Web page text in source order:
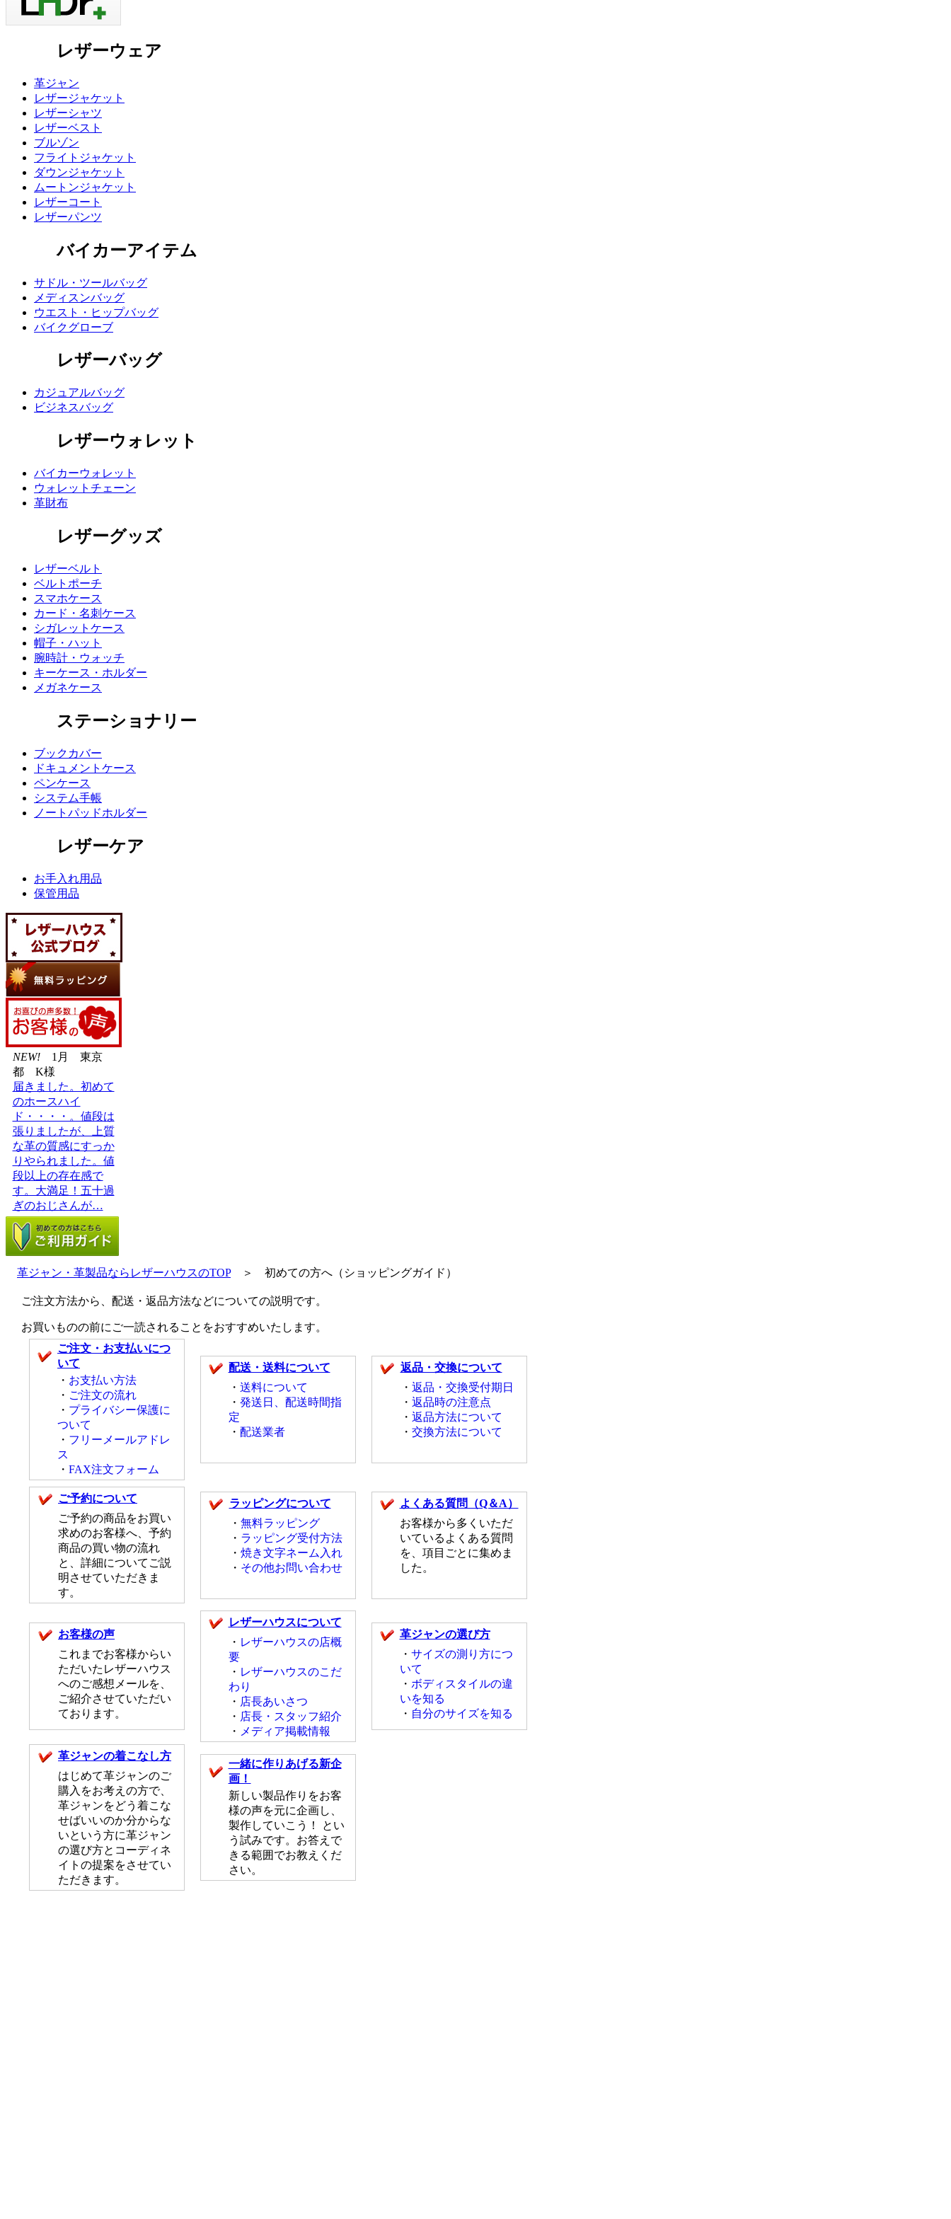
レザーウェア
革ジャン
レザージャケット
レザーシャツ
レザーベスト
ブルゾン
フライトジャケット
ダウンジャケット
ムートンジャケット
レザーコート
レザーパンツ
バイカーアイテム
サドル・ツールバッグ
メディスンバッグ
ウエスト・ヒップバッグ
バイクグローブ
レザーバッグ
カジュアルバッグ
ビジネスバッグ
レザーウォレット
バイカーウォレット
ウォレットチェーン
革財布
レザーグッズ
レザーベルト
ベルトポーチ
スマホケース
カード・名刺ケース
シガレットケース
帽子・ハット
腕時計・ウォッチ
キーケース・ホルダー
メガネケース
ステーショナリー
ブックカバー
ドキュメントケース
ペンケース
システム手帳
ノートパッドホルダー
レザーケア
お手入れ用品
保管用品
NEW!1月 東京
都 K様
届きました。初めて
のホースハイ
ド・・・・。値段は
張りましたが、上質
な革の質感にすっか
りやられました。値
段以上の存在感で
す。大満足！五十過
ぎのおじさんが…
革ジャン・革製品ならレザーハウスのTOP＞ 初めての方へ（ショッピングガイド）
ご注文方法から、配送・返品方法などについての説明です。
お買いものの前にご一読されることをおすすめいたします。
ご注文・お支払いにつ
いて
・ お支払い方法
・ ご注文の流れ
・ プライバシー保護に
ついて
・ フリーメールアドレ
ス
・ FAX注文フォーム
配送・送料について
・ 送料について
・ 発送日、配送時間指
定
・ 配送業者
返品・交換について
・ 返品・交換受付期日
・ 返品時の注意点
・ 返品方法について
・ 交換方法について
ご予約について
ご予約の商品をお買い
求めのお客様へ、予約
商品の買い物の流れ
と、詳細についてご説
明させていただきま
す。
ラッピングについて
・ 無料ラッピング
・ ラッピング受付方法
・ 焼き文字ネーム入れ
・ その他お問い合わせ
よくある質問（Q＆A）
お客様から多くいただ
いているよくある質問
を、項目ごとに集めま
した。
お客様の声
これまでお客様からい
ただいたレザーハウス
へのご感想メールを、
ご紹介させていただい
ております。
レザーハウスについて
・ レザーハウスの店概
要
・ レザーハウスのこだ
わり
・ 店長あいさつ
・ 店長・スタッフ紹介
・ メディア掲載情報
革ジャンの選び方
・ サイズの測り方につ
いて
・ ボディスタイルの違
いを知る
・ 自分のサイズを知る
革ジャンの着こなし方
はじめて革ジャンのご
購入をお考えの方で、
革ジャンをどう着こな
せばいいのか分からな
いという方に革ジャン
の選び方とコーディネ
イトの提案をさせてい
ただきます。
一緒に作りあげる新企
画！
新しい製品作りをお客
様の声を元に企画し、
製作していこう！ とい
う試みです。お答えで
きる範囲でお教えくだ
さい。